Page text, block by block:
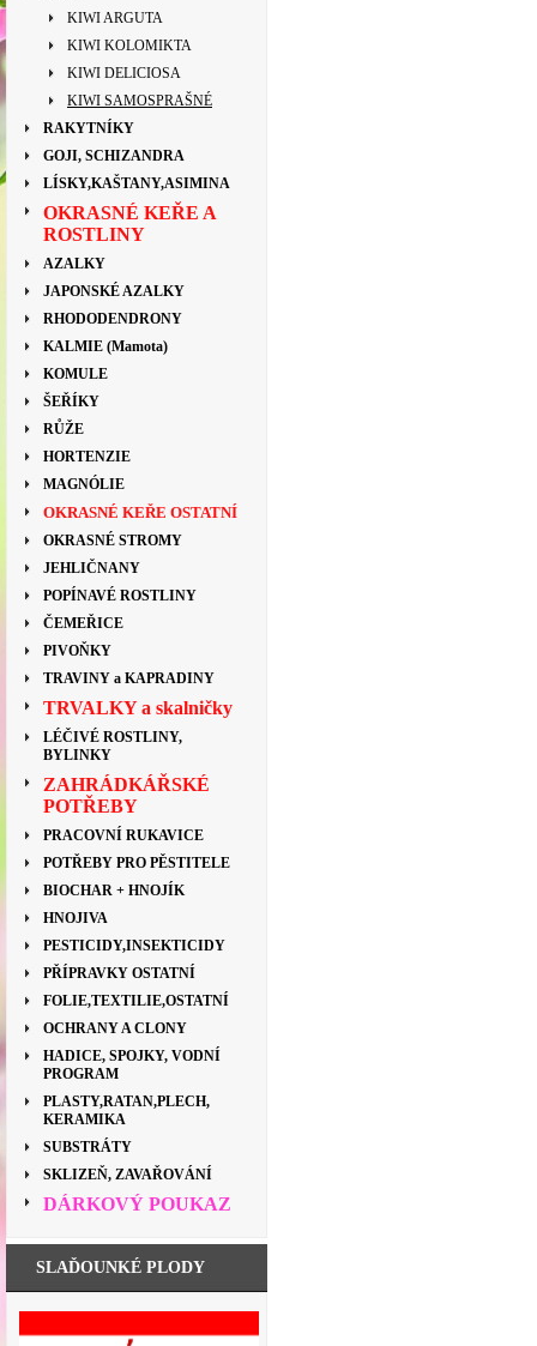
KIWI ARGUTA
KIWI KOLOMIKTA
KIWI DELICIOSA
KIWI SAMOSPRAŠNÉ
RAKYTNÍKY
GOJI, SCHIZANDRA
LÍSKY,KAŠTANY,ASIMINA
OKRASNÉ KEŘE A
ROSTLINY
AZALKY
JAPONSKÉ AZALKY
RHODODENDRONY
KALMIE (Mamota)
KOMULE
ŠEŘÍKY
RŮŽE
HORTENZIE
MAGNÓLIE
OKRASNÉ KEŘE OSTATNÍ
OKRASNÉ STROMY
JEHLIČNANY
POPÍNAVÉ ROSTLINY
ČEMEŘICE
PIVOŇKY
TRAVINY a KAPRADINY
TRVALKY a skalničky
LÉČIVÉ ROSTLINY,
BYLINKY
ZAHRÁDKÁŘSKÉ
POTŘEBY
PRACOVNÍ RUKAVICE
POTŘEBY PRO PĚSTITELE
BIOCHAR + HNOJÍK
HNOJIVA
PESTICIDY,INSEKTICIDY
PŘÍPRAVKY OSTATNÍ
FOLIE,TEXTILIE,OSTATNÍ
OCHRANY A CLONY
HADICE, SPOJKY, VODNÍ
PROGRAM
PLASTY,RATAN,PLECH,
KERAMIKA
SUBSTRÁTY
SKLIZEŇ, ZAVAŘOVÁNÍ
DÁRKOVÝ POUKAZ
SLAĎOUNKÉ PLODY